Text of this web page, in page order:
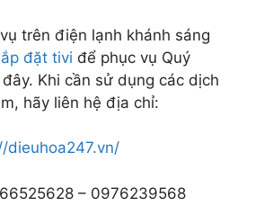
trên điện lạnh khánh sáng
đặt tivi để phục vụ Quý
Khi cần sử dụng các dịch
hãy liên hệ địa chỉ:
dieuhoa247.vn/
– 0976239568